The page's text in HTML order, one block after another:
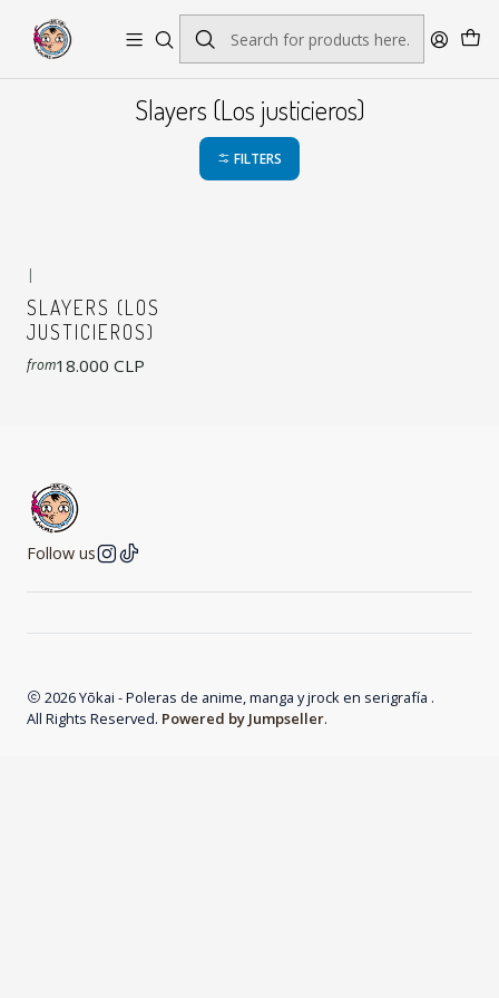
Slayers (Los justicieros)
FILTERS
|
SLAYERS (LOS
JUSTICIEROS)
from18.000 CLP
Follow us
2026 Yōkai - Poleras de anime, manga y jrock en serigrafía .
All Rights Reserved. Powered by Jumpseller.